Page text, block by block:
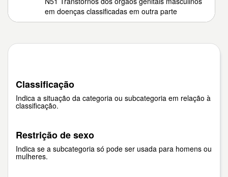
em doenças classificadas em outra parte
Classificação
Indica a situação da categoria ou subcategoria em relação à
classificação.
Restrição de sexo
Indica se a subcategoria só pode ser usada para homens ou
mulheres.